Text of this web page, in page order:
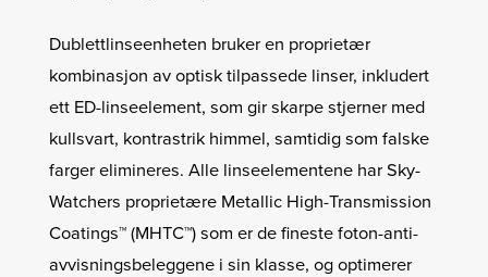
Dublettlinseenheten bruker en proprietær
kombinasjon av optisk tilpassede linser, inkludert
ett ED-linseelement, som gir skarpe stjerner med
kullsvart, kontrastrik himmel, samtidig som falske
farger elimineres. Alle linseelementene har Sky-
Watchers proprietære Metallic High-Transmission
Coatings™ (MHTC™) som er de fineste foton-anti-
avvisningsbeleggene i sin klasse, og optimerer